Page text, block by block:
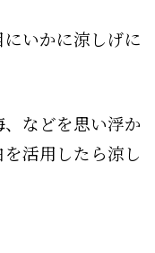
いかに涼しげに
などを思い浮か
活用したら涼し